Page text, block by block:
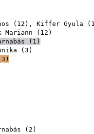
( 12 ), Kiffer Gyula (
Mariann ( 12
( 1 )
( 3
3 )
( 2